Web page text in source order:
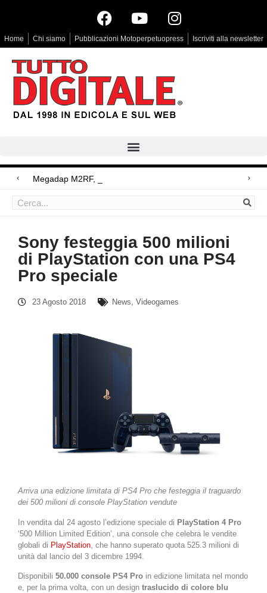
Home Chi siamo Pubblicazioni Motoperpetuopress Iscriviti alla newsletter
Megadap M2RF, il primo adattato
Arri Rental, evoluzioni in arrivo
Sony festeggia 500 milioni
di PlayStation con una PS4
Pro speciale
23 Agosto 2018 News, Videogames
Arriva una edizione limitata di PS4 Pro che festeggia il traguardo
dei 500 milioni di console PlayStation vendute
In vendita dal 24 agosto l’edizione speciale di PlayStation 4 Pro
‘500 Million Limited Edition’, una console che celebra le vendite
globali di PlayStation , che hanno superato quota 525.3 milioni di
unità dal lancio del 3 dicembre 1994.
Disponibili 50.000 console PS4 Pro in edizione limitata nel mondo
e, per la prima volta, con un design traslucido di colore blu